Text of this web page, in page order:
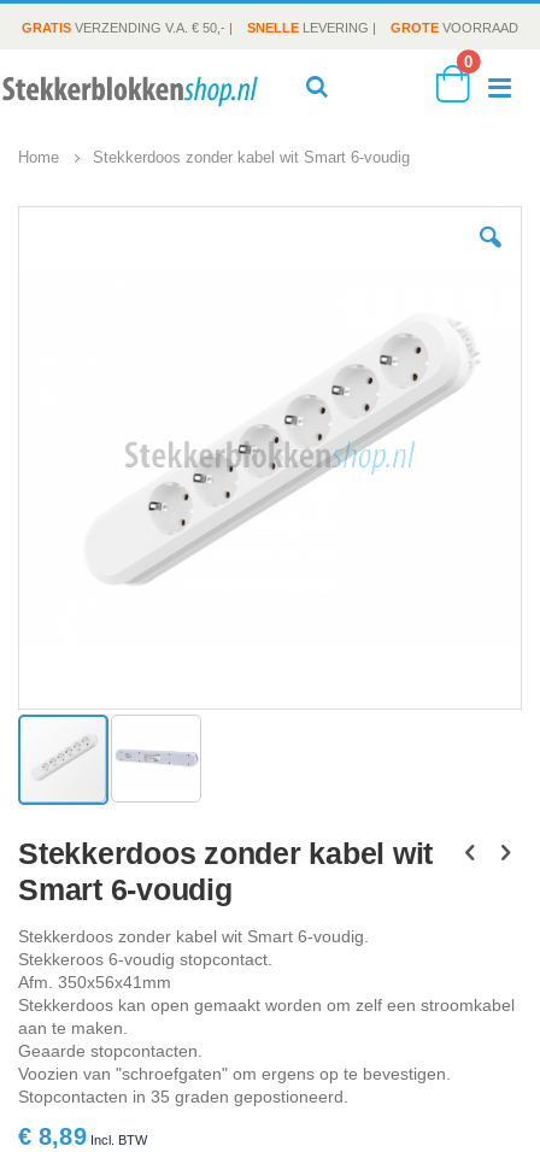
GRATIS VERZENDING V.A. € 50,- | SNELLE LEVERING | GROTE VOORRAAD
Cart
0
Home Stekkerdoos zonder kabel wit Smart 6-voudig
naar
het
begin
de
afbeeldingen-
gallerij
Stekkerdoos zonder kabel wit
Smart 6-voudig
Stekkerdoos zonder kabel wit Smart 6-voudig.
Stekkeroos 6-voudig stopcontact.
Afm. 350x56x41mm
Stekkerdoos kan open gemaakt worden om zelf een stroomkabel
aan te maken.
Geaarde stopcontacten.
Voozien van "schroefgaten" om ergens op te bevestigen.
Stopcontacten in 35 graden gepostioneerd.
€ 8,89